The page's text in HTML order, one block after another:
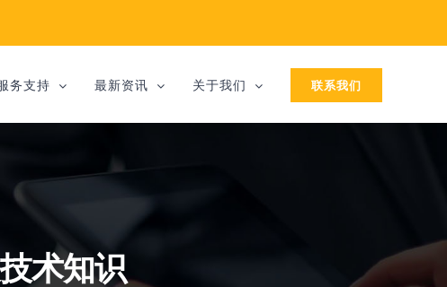
务支持 最新资讯 关于我们 联系我们
术知识